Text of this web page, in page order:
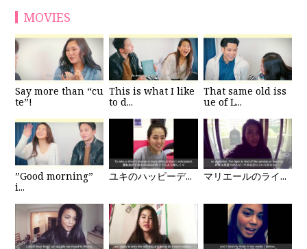
MOVIES
Say more than “cu
te”!
This is what I like
to d...
That same old iss
ue of L...
”Good morning”
i...
ユキのハッピーデ... マリエールのライ...